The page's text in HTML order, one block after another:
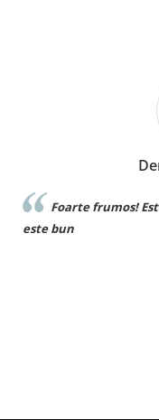
si materialul